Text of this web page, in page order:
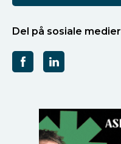
Del på sosiale medier